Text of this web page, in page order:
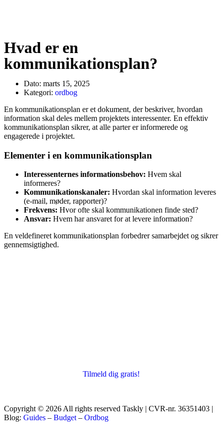
Hvad er en
kommunikationsplan?
Dato: marts 15, 2025
Kategori: ordbog
En kommunikationsplan er et dokument, der beskriver, hvordan
information skal deles mellem projektets interessenter. En effektiv
kommunikationsplan sikrer, at alle parter er informerede og
engagerede i projektet.
Elementer i en kommunikationsplan
Interessenternes informationsbehov: Hvem skal
informeres?
Kommunikationskanaler: Hvordan skal information leveres
(e-mail, møder, rapporter)?
Frekvens: Hvor ofte skal kommunikationen finde sted?
Ansvar: Hvem har ansvaret for at levere information?
En veldefineret kommunikationsplan forbedrer samarbejdet og sikrer
gennemsigtighed.
Tilmeld dig gratis!
Copyright © 2026 All rights reserved Taskly | CVR-nr. 36351403 |
Blog: Guides – Budget – Ordbog